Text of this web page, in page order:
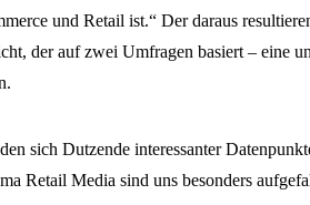
und Retail ist.“ Der daraus
der auf zwei Umfragen basiert – eine
sich Dutzende interessanter
Retail Media sind uns besonders